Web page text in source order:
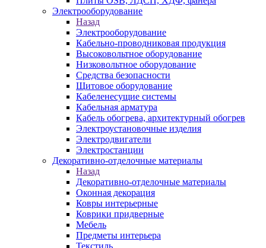
Электрооборудование
Назад
Электрооборудование
Кабельно-проводниковая продукция
Высоковольтное оборудование
Низковольтное оборудование
Средства безопасности
Щитовое оборудование
Кабеленесущие системы
Кабельная арматура
Кабель обогрева, архитектурный обогрев
Электроустановочные изделия
Электродвигатели
Электростанции
Декоративно-отделочные материалы
Назад
Декоративно-отделочные материалы
Оконная декорация
Ковры интерьерные
Коврики придверные
Мебель
Предметы интерьера
Текстиль